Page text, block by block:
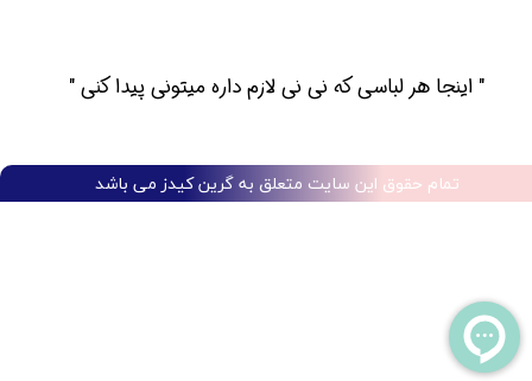
تمام حقوق این سایت متعلق به گرین کیدز می باشد​​​​​​​
​​" اینجا هر لباسی که نی نی لازم داره میتونی پیدا کنی "​​​​​​​​​​​​​​